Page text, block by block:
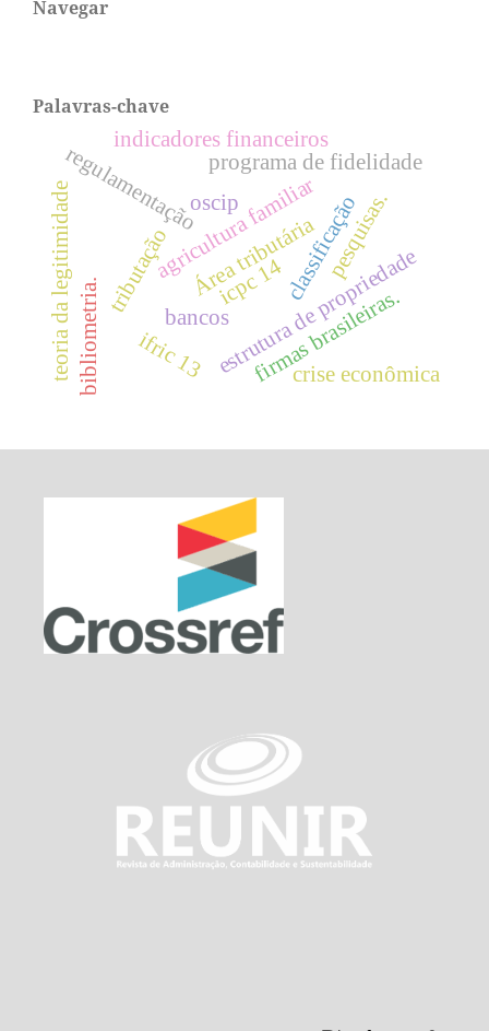
Navegar
Palavras-chave
classificação
Área tributária
tributação estrutura de propriedade
firmas brasileiras.
agricultura familiar
bibliometria. bancos
crise econômica
regulamentação pesquisas.
oscip
teoria da legitimidade ifric 13
programa de fidelidade
icpc 14
indicadores financeiros